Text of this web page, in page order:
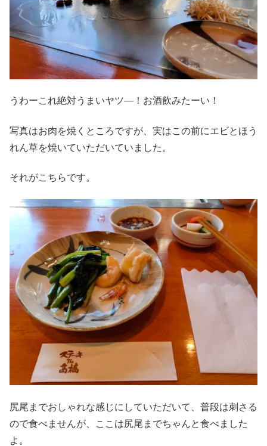
うわーこれ絶対うまいヤツ―！お酒飲みたーい！
写真はお肉を焼くところですが、実はこの前にエビとほう
れん草を焼いていただいていました。
それがこちらです。
尻尾までおしゃれな感じにしていただいて、普段は刺さる
ので食べませんが、ここは尻尾までちゃんと食べました
よ。